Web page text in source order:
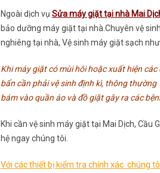
Ngoài dịch vụ Sửa máy giặt tại nhà Mai
bảo dưỡng máy giặt tại nhà.Chuyên vệ
nghiêng tại nhà, Vệ sinh máy giặt sạch như
Khi máy giặt có mùi hôi hoặc xuất hiện
bẩn cần phải vệ sinh định kì, thông
bám vào quần áo và đồ giặt gây ra các
Khi cần vệ sinh máy giặt tại Mai Dịch, Cầu
hệ ngay chúng tôi.
Với các thiết bị kiểm tra chính xác chúng